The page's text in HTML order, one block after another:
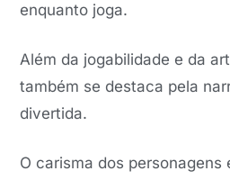
enquanto joga.
Além da jogabilidade e da
também se destaca pela
divertida.
O carisma dos personagens